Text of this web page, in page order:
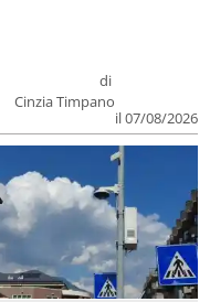
di
Cinzia Timpano
il 07/08/2026